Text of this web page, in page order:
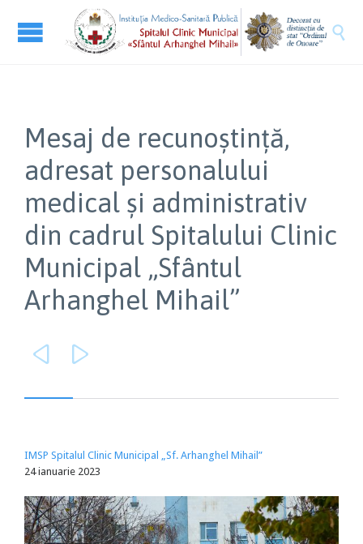

Mesaj de recunoștință,
adresat personalului
medical și administrativ
din cadrul Spitalului Clinic
Municipal „Sfântul
Arhanghel Mihail”
 
IMSP Spitalul Clinic Municipal „Sf. Arhanghel Mihail”
24 ianuarie 2023